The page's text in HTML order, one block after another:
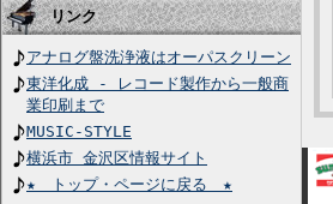
リンク
アナログ盤洗浄液はオーパスクリーン
東洋化成 - レコード製作から一般商
業印刷まで
MUSIC-STYLE
横浜市 金沢区情報サイト
★ トップ・ページに戻る ★